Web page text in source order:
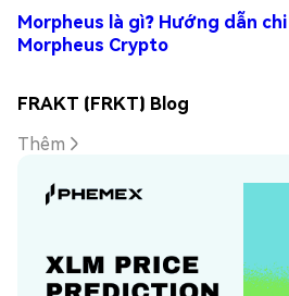
Morpheus là gì? Hướng dẫn
Morpheus Crypto
FRAKT (FRKT) Blog
Thêm